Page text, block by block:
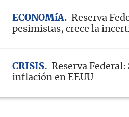
ECONOMíA
Reserva
pesimistas, crece la
CRISIS
Reserva
inflación en EEUU